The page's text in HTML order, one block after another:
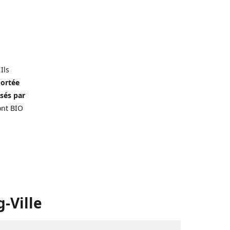
par
BIO
Ville